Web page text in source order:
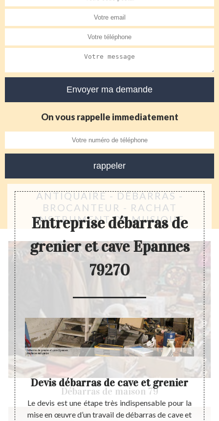
On vous rappelle immediatement
ANTIQUAIRE - DÉBARRAS -
BROCANTEUR - RACHAT
INSTRUMENT DE MUSIQUE
Débarras de maison 79
Entreprise débarras de
grenier et cave Epannes
79270
le
une
Devis débarras de cave et grenier
Le devis est une étape très indispensable pour la
mise en œuvre d’un travail de débarras de cave et